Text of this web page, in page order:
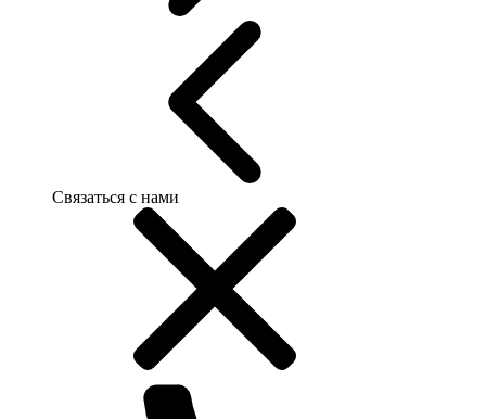
Связаться с нами